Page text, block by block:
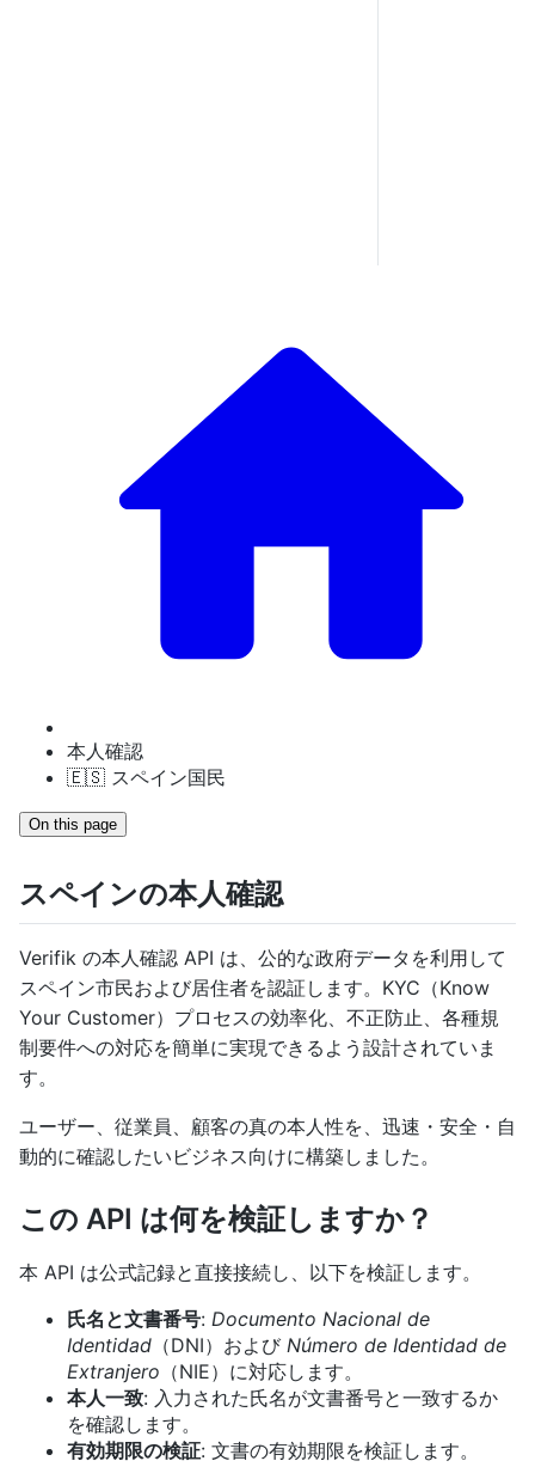
本人確認
🇪🇸 スペイン国民
On this page
スペインの本人確認
Verifik の本人確認 API は、公的な政府データを利用して
スペイン市民および居住者を認証します。KYC（Know
Your Customer）プロセスの効率化、不正防止、各種規
制要件への対応を簡単に実現できるよう設計されていま
す。
ユーザー、従業員、顧客の真の本人性を、迅速・安全・自
動的に確認したいビジネス向けに構築しました。
この API は何を検証しますか？
本 API は公式記録と直接接続し、以下を検証します。
氏名と文書番号: Documento Nacional de
Identidad （DNI）および Número de Identidad de
Extranjero （NIE）に対応します。
本人一致: 入力された氏名が文書番号と一致するか
を確認します。
有効期限の検証: 文書の有効期限を検証します。